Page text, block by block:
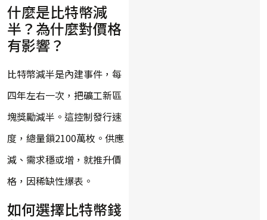
什麼是比特幣減
半？為什麼對價格
有影響？
比特幣減半是內建事件，每
四年左右一次，把礦工新區
塊獎勵減半。這控制發行速
度，總量鎖2100萬枚。供應
減、需求穩或增，就推升價
格，因稀缺性爆表。
如何選擇比特幣錢